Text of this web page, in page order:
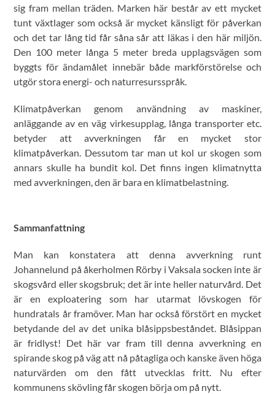
sig fram mellan träden. Marken här består av ett mycket
tunt växtlager som också är mycket känsligt för påverkan
och det tar lång tid får såna sår att läkas i den här miljön.
Den 100 meter långa 5 meter breda upplagsvägen som
byggts för ändamålet innebär både markförstörelse och
utgör stora energi- och naturresursspråk.
Klimatpåverkan genom användning av maskiner,
anläggande av en väg virkesupplag, långa transporter etc.
betyder att avverkningen får en mycket stor
klimatpåverkan. Dessutom tar man ut kol ur skogen som
annars skulle ha bundit kol. Det finns ingen klimatnytta
med avverkningen, den är bara en klimatbelastning.
Sammanfattning
Man kan konstatera att denna avverkning runt
Johannelund på åkerholmen Rörby i Vaksala socken inte är
skogsvård eller skogsbruk; det är inte heller naturvård. Det
är en exploatering som har utarmat lövskogen för
hundratals år framöver. Man har också förstört en mycket
betydande del av det unika blåsippsbeståndet. Blåsippan
är fridlyst! Det här var fram till denna avverkning en
spirande skog på väg att nå påtagliga och kanske även höga
naturvärden om den fått utvecklas fritt. Nu efter
kommunens skövling får skogen börja om på nytt.